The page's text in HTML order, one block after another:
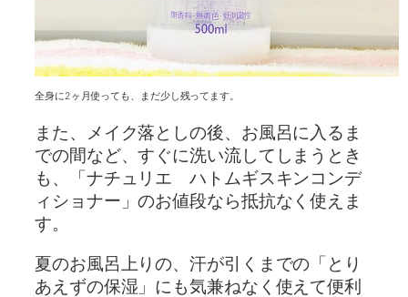
全身に2ヶ月使っても、まだ少し残ってます。
また、メイク落としの後、お風呂に入るま
での間など、すぐに洗い流してしまうとき
も、「ナチュリエ ハトムギスキンコンデ
ィショナー」のお値段なら抵抗なく使えま
す。
夏のお風呂上りの、汗が引くまでの「とり
あえずの保湿」にも気兼ねなく使えて便利